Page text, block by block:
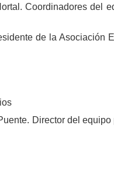
Coordinadores del
de la Asociación
Director del